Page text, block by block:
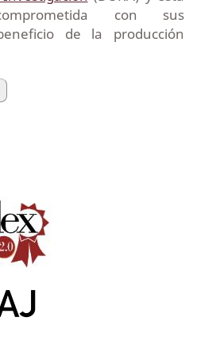
con sus
de la producción